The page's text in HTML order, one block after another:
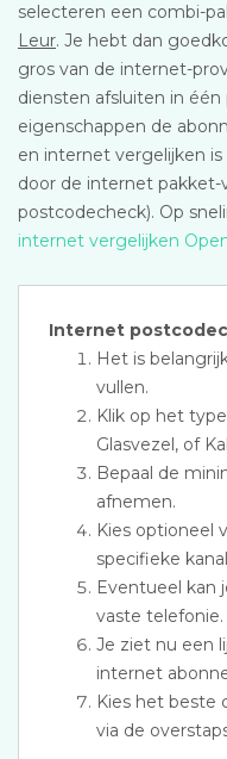
selecteren een combi-
Leur. Je hebt dan
gros van de internet-
diensten afsluiten in
eigenschappen de
en internet vergelijken
door de internet
postcodecheck). Op
internet vergelijken
Internet
Het is
vullen.
Klik op het
Glasvezel, of
Bepaal de
afnemen.
Kies optioneel
specifieke
Eventueel kan
vaste telefonie.
Je ziet nu een
internet
Kies het beste
via de